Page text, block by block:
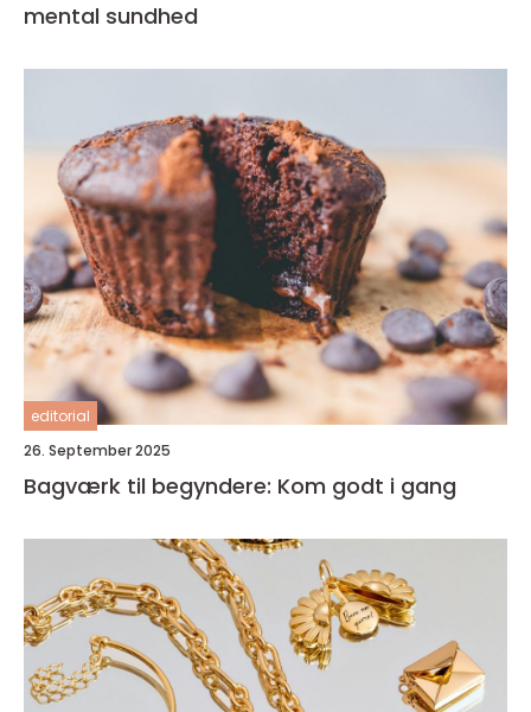
mental sundhed
editorial
26. September 2025
Bagværk til begyndere: Kom godt i gang